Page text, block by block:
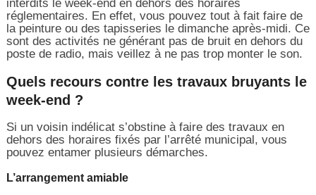
interdits le week-end en dehors des horaires
réglementaires. En effet, vous pouvez tout à fait faire de
la peinture ou des tapisseries le dimanche après-midi. Ce
sont des activités ne générant pas de bruit en dehors du
poste de radio, mais veillez à ne pas trop monter le son.
Quels recours contre les travaux bruyants le
week-end ?
Si un voisin indélicat s’obstine à faire des travaux en
dehors des horaires fixés par l’arrêté municipal, vous
pouvez entamer plusieurs démarches.
L’arrangement amiable